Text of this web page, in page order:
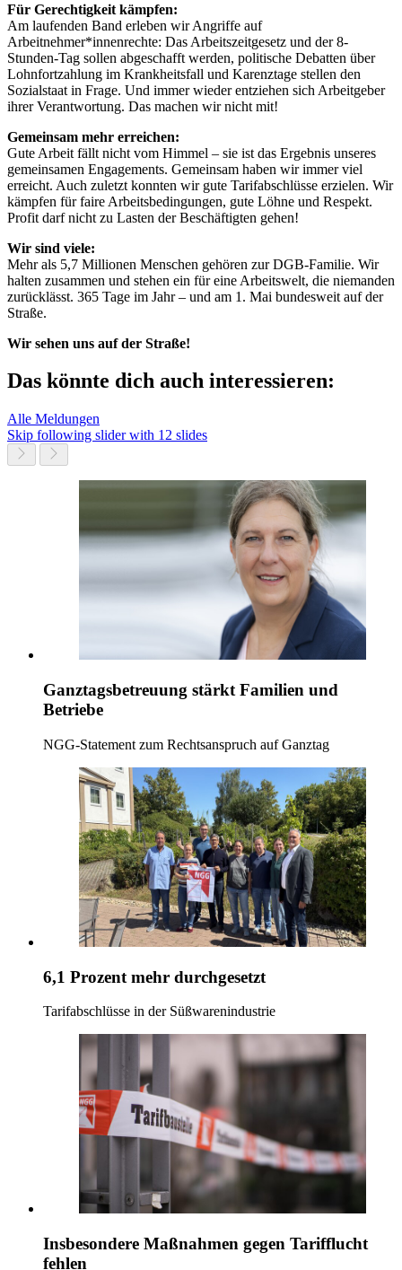
Für Gerechtigkeit kämpfen:
Am laufenden Band erleben wir Angriffe auf
Arbeitnehmer*innenrechte: Das Arbeitszeitgesetz und der 8-
Stunden-Tag sollen abgeschafft werden, politische Debatten über
Lohnfortzahlung im Krankheitsfall und Karenztage stellen den
Sozialstaat in Frage. Und immer wieder entziehen sich Arbeitgeber
ihrer Verantwortung. Das machen wir nicht mit!
Gemeinsam mehr erreichen:
Gute Arbeit fällt nicht vom Himmel – sie ist das Ergebnis unseres
gemeinsamen Engagements. Gemeinsam haben wir immer viel
erreicht. Auch zuletzt konnten wir gute Tarifabschlüsse erzielen. Wir
kämpfen für faire Arbeitsbedingungen, gute Löhne und Respekt.
Profit darf nicht zu Lasten der Beschäftigten gehen!
Wir sind viele:
Mehr als 5,7 Millionen Menschen gehören zur DGB-Familie. Wir
halten zusammen und stehen ein für eine Arbeitswelt, die niemanden
zurücklässt. 365 Tage im Jahr – und am 1. Mai bundesweit auf der
Straße.
Wir sehen uns auf der Straße!
Das könnte dich auch interessieren:
Alle Meldungen
Skip following slider with 12 slides
Ganztagsbetreuung stärkt Familien und
Betriebe
NGG-Statement zum Rechtsanspruch auf Ganztag
6,1 Prozent mehr durchgesetzt
Tarifabschlüsse in der Süßwarenindustrie
Insbesondere Maßnahmen gegen Tarifflucht
fehlen